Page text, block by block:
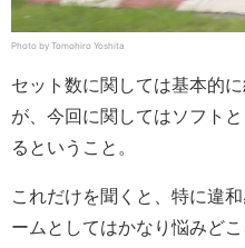
Photo by Tomohiro Yoshita
セット数に関しては基本的
が、今回に関してはソフト
るということ。
これだけを聞くと、特に違
ームとしてはかなり悩みどこ